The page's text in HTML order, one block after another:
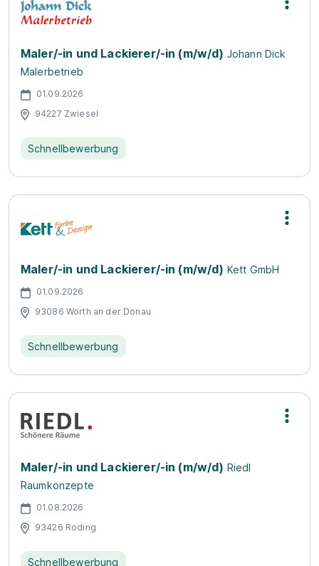
Maler/-in und Lackierer/-in (m/w/d) Johann Dick
Malerbetrieb
01.09.2026
94227 Zwiesel
Schnellbewerbung
Maler/-in und Lackierer/-in (m/w/d) Kett GmbH
01.09.2026
93086 Wörth an der Donau
Schnellbewerbung
Maler/-in und Lackierer/-in (m/w/d) Riedl
Raumkonzepte
01.08.2026
93426 Roding
Schnellbewerbung